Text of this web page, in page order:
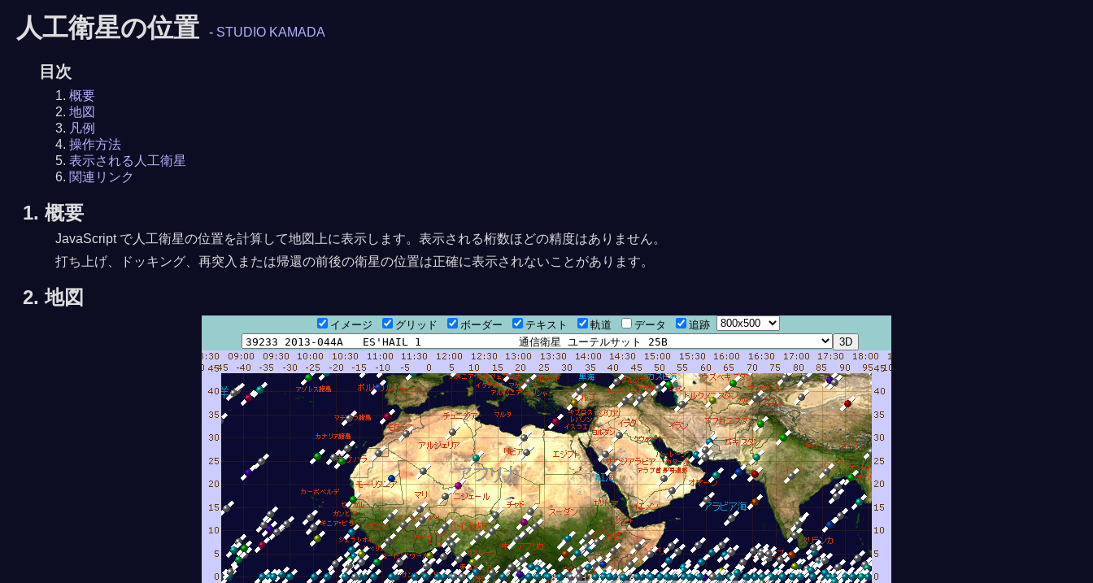
人工衛星の位置 - STUDIO KAMADA
目次
概要
地図
凡例
操作方法
表示される人工衛星
関連リンク
1. 概要
JavaScript で人工衛星の位置を計算して地図上に表示します。表示される桁数ほどの精度はありません。
打ち上げ、ドッキング、再突入または帰還の前後の衛星の位置は正確に表示されないことがあります。
2. 地図
イメージ グリッド ボーダー テキスト 軌道 データ 追跡
8月 7日 8時44分38秒
8月 7日14時43分40秒
8月 7日20時42分41秒
8月 8日 2時41分42秒
8月 8日 8時40分44秒
8月 8日14時39分45秒
8月 8日20時38分46秒